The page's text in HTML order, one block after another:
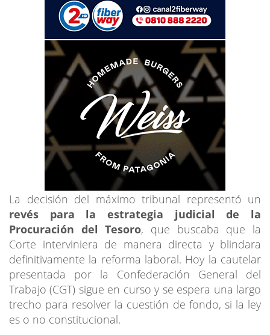
La decisión del máximo tribunal representó un
revés para la estrategia judicial de la
Procuración del Tesoro, que buscaba que la
Corte interviniera de manera directa y blindara
definitivamente la reforma laboral. Hoy la cautelar
presentada por la Confederación General del
Trabajo (CGT) sigue en curso y se espera una largo
trecho para resolver la cuestión de fondo, si la ley
es o no constitucional.